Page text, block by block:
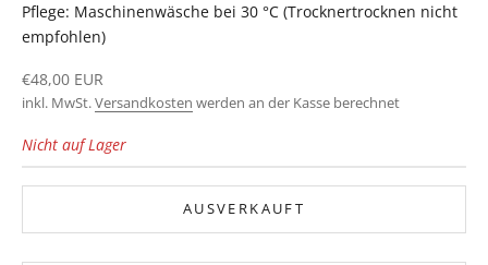
Pflege: Maschinenwäsche bei 30 °C (Trocknertrocknen nicht
empfohlen)
Angebot
€48,00 EUR
inkl. MwSt.Versandkosten werden an der Kasse berechnet
Nicht auf Lager
AUSVERKAUFT